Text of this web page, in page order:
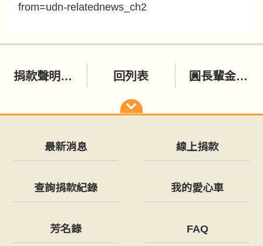
from=udn-relatednews_ch2
捐款聲明啟事 回列表 圓長輩金牌夢 全台11家老人福利機構接棒線上辦運動會
最新消息 線上捐款
查詢捐款紀錄 我的愛心車
芳名錄 FAQ